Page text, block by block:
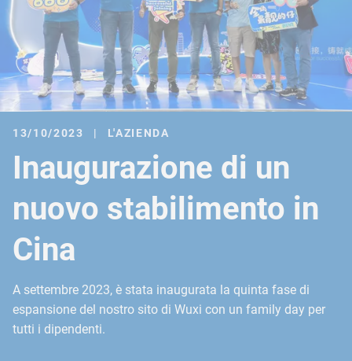
13/10/2023 | L'AZIENDA
Inaugurazione di un
nuovo stabilimento in
Cina
A settembre 2023, è stata inaugurata la quinta fase di
espansione del nostro sito di Wuxi con un family day per
tutti i dipendenti.